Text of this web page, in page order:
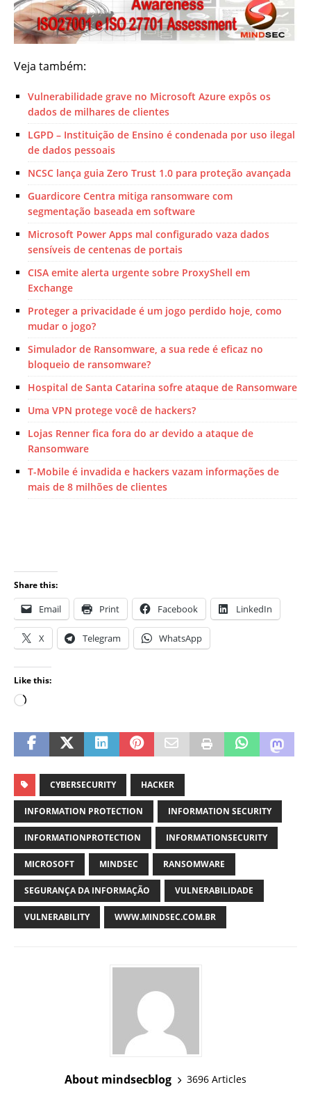
Veja também:
Vulnerabilidade grave no Microsoft Azure expôs os
dados de milhares de clientes
LGPD – Instituição de Ensino é condenada por uso ilegal
de dados pessoais
NCSC lança guia Zero Trust 1.0 para proteção avançada
Guardicore Centra mitiga ransomware com
segmentação baseada em software
Microsoft Power Apps mal configurado vaza dados
sensíveis de centenas de portais
CISA emite alerta urgente sobre ProxyShell em
Exchange
Proteger a privacidade é um jogo perdido hoje, como
mudar o jogo?
Simulador de Ransomware, a sua rede é eficaz no
bloqueio de ransomware?
Hospital de Santa Catarina sofre ataque de Ransomware
Uma VPN protege você de hackers?
Lojas Renner fica fora do ar devido a ataque de
Ransomware
T-Mobile é invadida e hackers vazam informações de
mais de 8 milhões de clientes
Share this:
Email Print Facebook LinkedIn
X Telegram WhatsApp
Like this:
CYBERSECURITY HACKER
INFORMATION PROTECTION INFORMATION SECURITY
INFORMATIONPROTECTION INFORMATIONSECURITY
MICROSOFT MINDSEC RANSOMWARE
SEGURANÇA DA INFORMAÇÃO VULNERABILIDADE
VULNERABILITY WWW.MINDSEC.COM.BR
About mindsecblog
3696 Articles